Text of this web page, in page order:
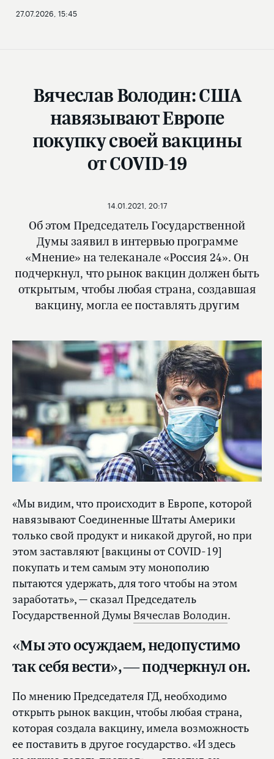
27.07.2026, 15:45
Вячеслав Володин: США
навязывают Европе
покупку своей вакцины
от COVID-19
Об этом Председатель Государственной
Думы заявил в интервью программе
«Мнение» на телеканале «Россия 24». Он
подчеркнул, что рынок вакцин должен быть
открытым, чтобы любая страна, создавшая
вакцину, могла ее поставлять другим
14.01.2021, 20:17
«Мы видим, что происходит в Европе, которой
навязывают Соединенные Штаты Америки
только свой продукт и никакой другой, но при
этом заставляют [вакцины от COVID-19]
покупать и тем самым эту монополию
пытаются удержать, для того чтобы на этом
заработать», — сказал Председатель
Государственной ДумыВячеслав Володин.
«Мы это осуждаем, недопустимо
так себя вести», — подчеркнул он.
По мнению Председателя ГД, необходимо
открыть рынок вакцин, чтобы любая страна,
которая создала вакцину, имела возможность
ее поставить в другое государство. «И здесь